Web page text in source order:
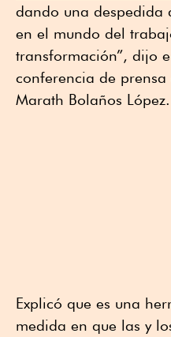
dando una despedida
en el mundo del
transformación”, dijo
conferencia de
Marath Bolaños López.
Explicó que es una
medida en que las y